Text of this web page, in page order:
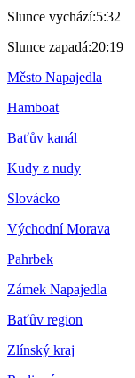
Slunce vychází:5:32
Slunce zapadá:20:19
Město Napajedla
Hamboat
Baťův kanál
Kudy z nudy
Slovácko
Východní Morava
Pahrbek
Zámek Napajedla
Baťův region
Zlínský kraj